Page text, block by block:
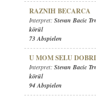
RAZNIH BECARCA
Interpret: Stevan Bacic
körül
73 Abspielen
U MOM SELU
Interpret: Stevan Bacic
körül
94 Abspielen